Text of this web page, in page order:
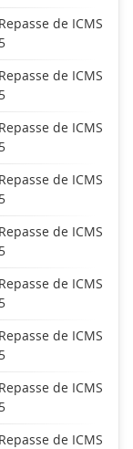
de ICMS
de ICMS
de ICMS
de ICMS
de ICMS
de ICMS
de ICMS
de ICMS
de ICMS